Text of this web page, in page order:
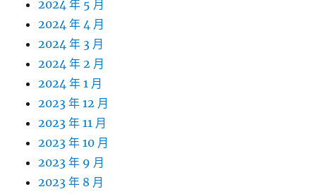
2024 年 5 月
2024 年 4 月
2024 年 3 月
2024 年 2 月
2024 年 1 月
2023 年 12 月
2023 年 11 月
2023 年 10 月
2023 年 9 月
2023 年 8 月